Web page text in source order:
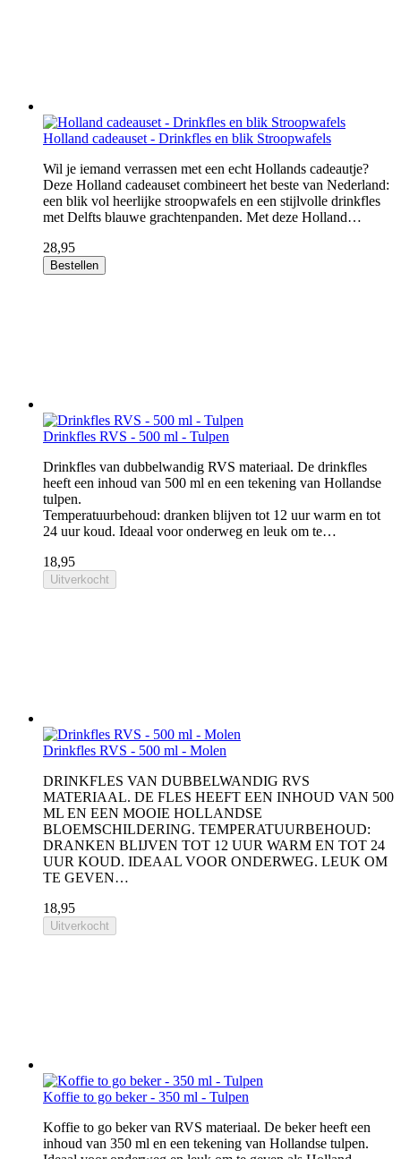
Holland cadeauset - Drinkfles en blik Stroopwafels
Wil je iemand verrassen met een echt Hollands cadeautje?
Deze Holland cadeauset combineert het beste van Nederland:
een blik vol heerlijke stroopwafels en een stijlvolle drinkfles
met Delfts blauwe grachtenpanden. Met deze Holland…
28,95
Bestellen
Drinkfles RVS - 500 ml - Tulpen
Drinkfles van dubbelwandig RVS materiaal. De drinkfles
heeft een inhoud van 500 ml en een tekening van Hollandse
tulpen.
Temperatuurbehoud: dranken blijven tot 12 uur warm en tot
24 uur koud. Ideaal voor onderweg en leuk om te…
18,95
Uitverkocht
Drinkfles RVS - 500 ml - Molen
DRINKFLES VAN DUBBELWANDIG RVS
MATERIAAL. DE FLES HEEFT EEN INHOUD VAN 500
ML EN EEN MOOIE HOLLANDSE
BLOEMSCHILDERING. TEMPERATUURBEHOUD:
DRANKEN BLIJVEN TOT 12 UUR WARM EN TOT 24
UUR KOUD. IDEAAL VOOR ONDERWEG. LEUK OM
TE GEVEN…
18,95
Uitverkocht
Koffie to go beker - 350 ml - Tulpen
Koffie to go beker van RVS materiaal. De beker heeft een
inhoud van 350 ml en een tekening van Hollandse tulpen.